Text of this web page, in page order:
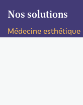
Nos solutions
Médecine esthétique